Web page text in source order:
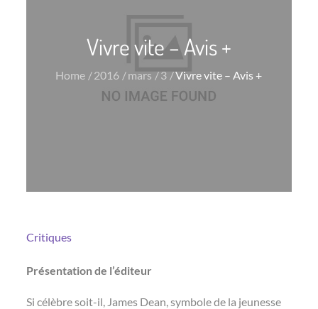
Vivre vite – Avis +
Home 2016 mars 3 Vivre vite – Avis +
Critiques
Présentation de l’éditeur
Si célèbre soit-il, James Dean, symbole de la jeunesse